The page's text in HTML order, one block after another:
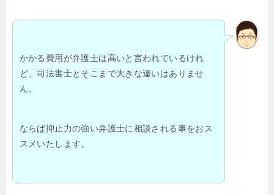
かかる費用が弁護士は高いと言われているけれ
ど、司法書士とそこまで大きな違いはありませ
ん。
ならば抑止力の強い弁護士に相談される事をおス
スメいたします。